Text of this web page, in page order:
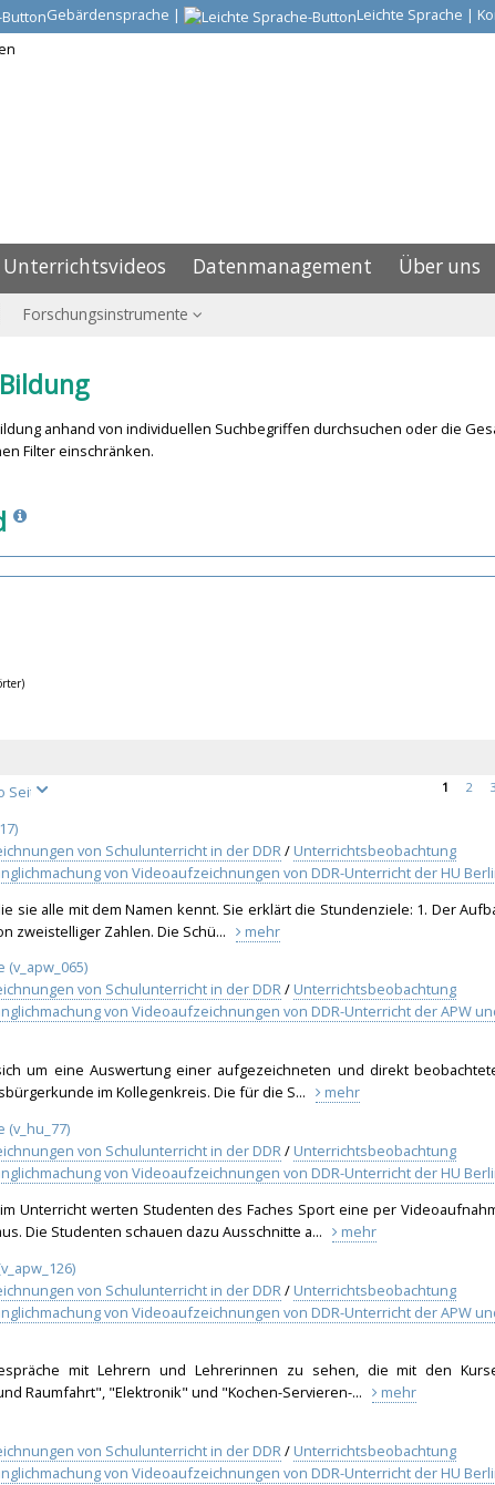
Gebärdensprache | Leichte Sprache |
Unterrichtsvideos Datenmanagement Über uns
Forschungsinstrumente
anhand von individuellen Suchbegriffen durchsuchen oder die
Filter einschränken.
1 2
von Schulunterricht in der DDR/ Unterrichtsbeobachtung
von Videoaufzeichnungen von DDR-Unterricht der HU
sie alle mit dem Namen kennt. Sie erklärt die Stundenziele: 1. Der
zweistelliger Zahlen. Die Schü...
mehr
von Schulunterricht in der DDR/ Unterrichtsbeobachtung
von Videoaufzeichnungen von DDR-Unterricht der APW
um eine Auswertung einer aufgezeichneten und direkt
im Kollegenkreis. Die für die S...
mehr
von Schulunterricht in der DDR/ Unterrichtsbeobachtung
von Videoaufzeichnungen von DDR-Unterricht der HU
Unterricht werten Studenten des Faches Sport eine per
Die Studenten schauen dazu Ausschnitte a...
mehr
von Schulunterricht in der DDR / Unterrichtsbeobachtung
von Videoaufzeichnungen von DDR-Unterricht der APW
mit Lehrern und Lehrerinnen zu sehen, die mit den
Raumfahrt", "Elektronik" und "Kochen-Servieren-...
mehr
von Schulunterricht in der DDR/ Unterrichtsbeobachtung
von Videoaufzeichnungen von DDR-Unterricht der HU